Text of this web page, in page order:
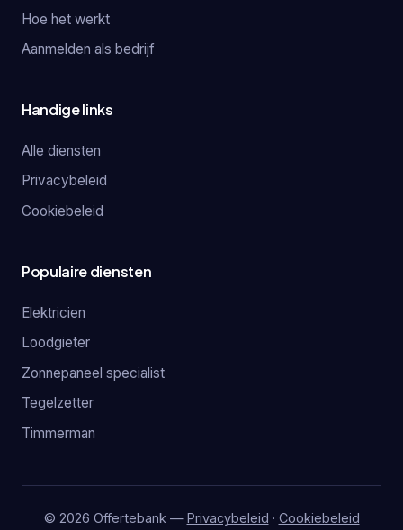
Hoe het werkt
Aanmelden als bedrijf
Handige links
Alle diensten
Privacybeleid
Cookiebeleid
Populaire diensten
Elektricien
Loodgieter
Zonnepaneel specialist
Tegelzetter
Timmerman
© 2026 Offertebank — Privacybeleid · Cookiebeleid